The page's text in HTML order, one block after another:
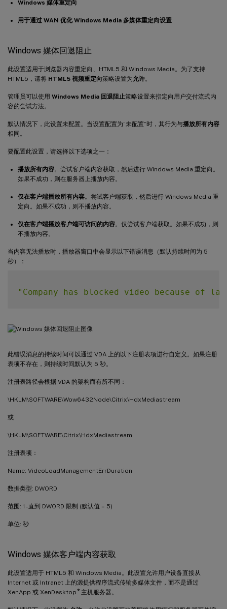
Windows 媒体重定向
用于通过 WAN 优化 Windows Media 多媒体重定向设置
Windows 媒体回退阻止
此设置适用于浏览器内容重定向、HTML5 和 Windows Media。为了支持
HTML5，请将 HTML5 视频重定向策略设置为允许。
管理员可以使用 Windows Media 回退阻止策略设置来指定向用户交付流式内
容的尝试方法。
默认情况下，此设置未配置。当设置配置为“未配置”时，其行为与播放所有内容
相同。
要配置此设置，请选择以下选项之一：
播放所有内容。尝试客户端内容获取，然后进行 Windows Media 重定向。
如果不成功，则在服务器上播放内容。
仅在客户端播放所有内容。尝试客户端获取，然后进行 Windows Media 重
定向。如果不成功，则不播放内容。
仅在客户端播放客户端可访问的内容。仅尝试客户端获取。如果不成功，则
不播放内容。
当内容无法播放时，播放器窗口中会显示以下错误消息（默认持续时间为 5
秒）：
"Company has blocked video because of
此错误消息的持续时间可以通过 VDA 上的以下注册表项进行自定义。如果注册
表项不存在，则持续时间默认为 5 秒。
注册表路径会根据 VDA 的架构而有所不同：
\HKLM\SOFTWARE\Wow6432Node\Citrix\HdxMediastream
或
\HKLM\SOFTWARE\Citrix\HdxMediastream
注册表项：
Name: VideoLoadManagementErrDuration
数据类型: DWORD
范围: 1 - 直到 DWORD 限制 (默认值 = 5)
单位: 秒
Windows 媒体客户端内容获取
此设置适用于 HTML5 和 Windows Media。此设置允许用户设备直接从
Internet 或 Intranet 上的源提供程序流式传输多媒体文件，而不是通过
XenApp 或 XenDesktop ®主机服务器。